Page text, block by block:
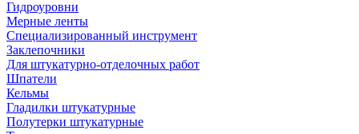
Гидроуровни
Мерные ленты
Специализированный инструмент
Заклепочники
Для штукатурно-отделочных работ
Шпатели
Кельмы
Гладилки штукатурные
Полутерки штукатурные